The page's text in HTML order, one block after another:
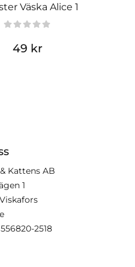
Väska Alice 1
49 kr
Kattens AB
1
556820-2518